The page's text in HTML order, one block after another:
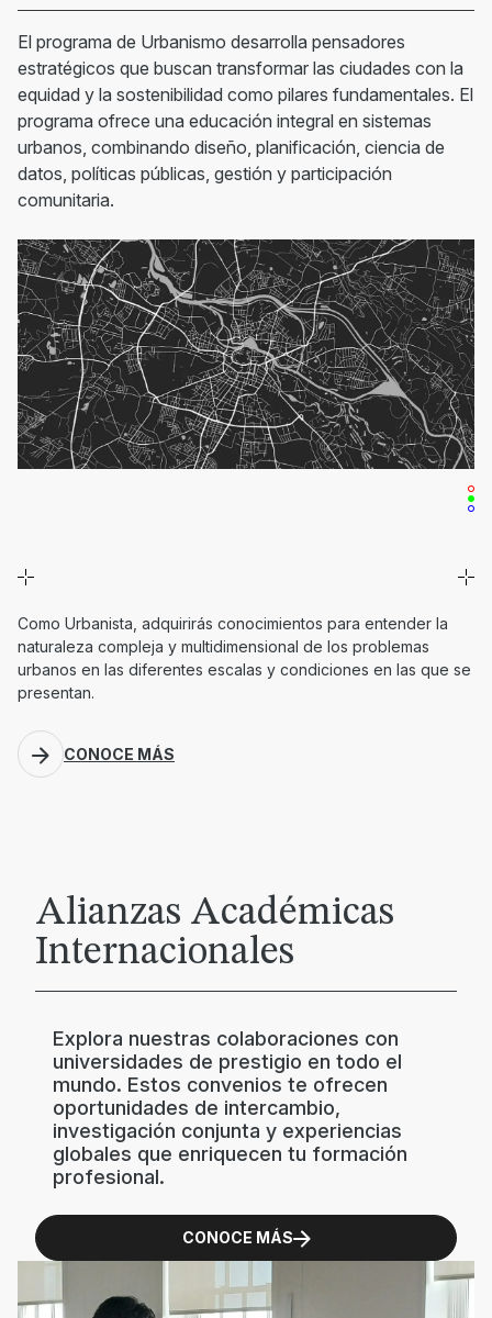
El programa de Urbanismo desarrolla pensadores
estratégicos que buscan transformar las ciudades con la
equidad y la sostenibilidad como pilares fundamentales. El
programa ofrece una educación integral en sistemas
urbanos, combinando diseño, planificación, ciencia de
datos, políticas públicas, gestión y participación
comunitaria.
Como Urbanista, adquirirás conocimientos para entender la
naturaleza compleja y multidimensional de los problemas
urbanos en las diferentes escalas y condiciones en las que se
presentan.
CONOCE MÁS
Alianzas Académicas
Internacionales
Explora nuestras colaboraciones con
universidades de prestigio en todo el
mundo. Estos convenios te ofrecen
oportunidades de intercambio,
investigación conjunta y experiencias
globales que enriquecen tu formación
profesional.
CONOCE MÁS